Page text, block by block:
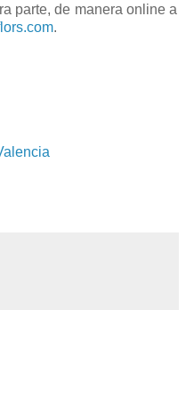
parte, de manera online a
.